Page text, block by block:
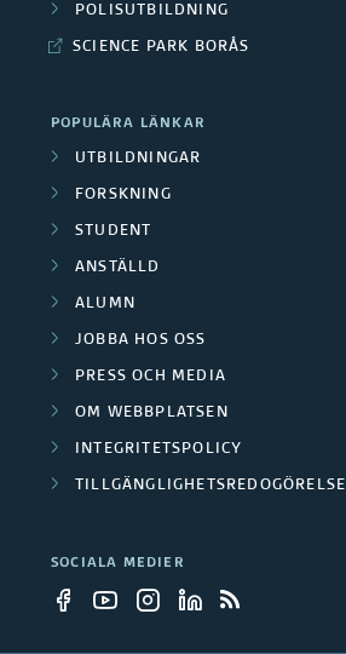
POLISUTBILDNING
SCIENCE PARK BORÅS
POPULÄRA LÄNKAR
UTBILDNINGAR
FORSKNING
STUDENT
ANSTÄLLD
ALUMN
JOBBA HOS OSS
PRESS OCH MEDIA
OM WEBBPLATSEN
INTEGRITETSPOLICY
TILLGÄNGLIGHETSREDOGÖRELSE
SOCIALA MEDIER